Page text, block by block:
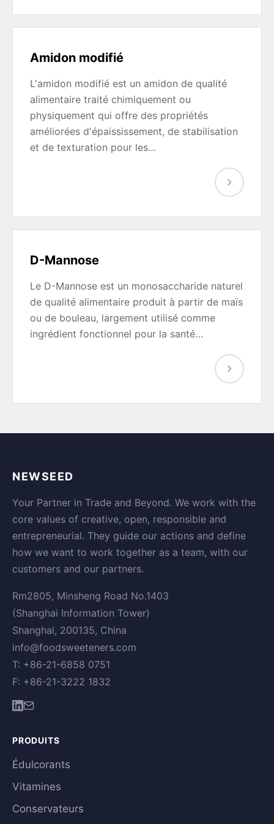
Amidon modifié
L'amidon modifié est un amidon de qualité
alimentaire traité chimiquement ou
physiquement qui offre des propriétés
améliorées d'épaississement, de stabilisation
et de texturation pour les…
D-Mannose
Le D-Mannose est un monosaccharide naturel
de qualité alimentaire produit à partir de maïs
ou de bouleau, largement utilisé comme
ingrédient fonctionnel pour la santé…
NEWSEED
Your Partner in Trade and Beyond. We work with the
core values of creative, open, responsible and
entrepreneurial. They guide our actions and define
how we want to work together as a team, with our
customers and our partners.
Rm2805, Minsheng Road No.1403
(Shanghai Information Tower)
Shanghai, 200135, China
info@foodsweeteners.com
T: +86-21-6858 0751
F: +86-21-3222 1832
PRODUITS
Édulcorants
Vitamines
Conservateurs